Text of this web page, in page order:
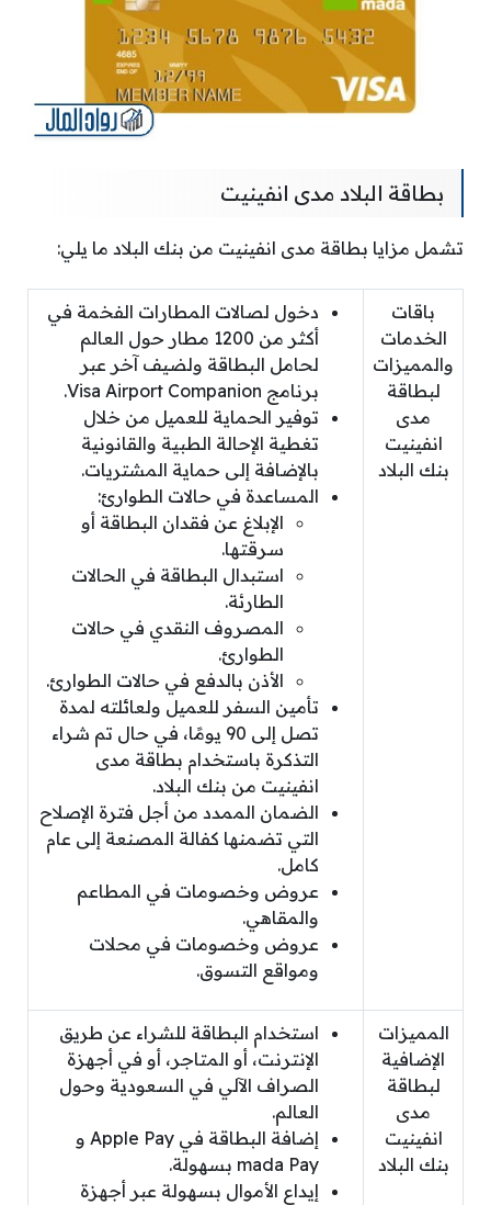
بطاقة البلاد مدى انفينيت
تشمل مزايا بطاقة مدى انفينيت من بنك البلاد ما يلي:
باقات
الخدمات
والمميزات
لبطاقة
مدى
انفينيت
بنك البلاد
دخول لصالات المطارات الفخمة في
أكثر من 1200 مطار حول العالم
لحامل البطاقة ولضيف آخر عبر
برنامج Visa Airport Companion.
توفير الحماية للعميل من خلال
تغطية الإحالة الطبية والقانونية
بالإضافة إلى حماية المشتريات.
المساعدة في حالات الطوارئ:
الإبلاغ عن فقدان البطاقة أو
سرقتها.
استبدال البطاقة في الحالات
الطارئة.
المصروف النقدي في حالات
الطوارئ.
الأذن بالدفع في حالات الطوارئ.
تأمين السفر للعميل ولعائلته لمدة
تصل إلى 90 يومًا، في حال تم شراء
التذكرة باستخدام بطاقة مدى
انفينيت من بنك البلاد.
الضمان الممدد من أجل فترة الإصلاح
التي تضمنها كفالة المصنعة إلى عام
كامل.
عروض وخصومات في المطاعم
والمقاهي.
عروض وخصومات في محلات
ومواقع التسوق.
المميزات
الإضافية
لبطاقة
مدى
انفينيت
بنك البلاد
استخدام البطاقة للشراء عن طريق
الإنترنت، أو المتاجر، أو في أجهزة
الصراف الآلي في السعودية وحول
العالم.
إضافة البطاقة في Apple Pay و
mada Pay بسهولة.
إيداع الأموال بسهولة عبر أجهزة